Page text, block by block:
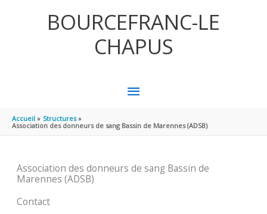
BOURCEFRANC-LE
CHAPUS
MENU
PRINCIPAL
Accueil
Structures
Association des donneurs de sang Bassin de Marennes (ADSB)
Association des donneurs de sang Bassin de
Marennes (ADSB)
Contact